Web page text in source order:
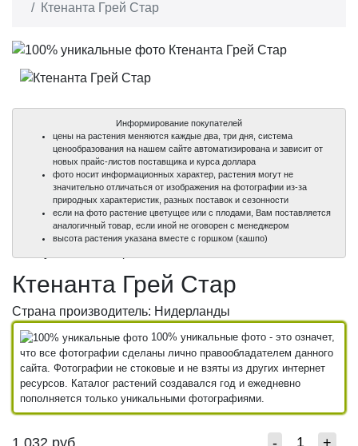
Ктенанта Грей Стар
100%
Информирование покупателей
цены на растения меняются каждые два, три дня, система
ценообразования на нашем сайте автоматизирована и зависит от
новых прайс-листов поставщика и курса доллара
фото носит информационных характер, растения могут не
значительно отличаться от изображения на фотографии из-за
природных характеристик, разных поставок и сезонности
если на фото растение цветущее или с плодами, Вам поставляется
аналогичный товар, если иной не оговорен с менеджером
высота растения указана вместе с горшком (кашпо)
Ктенанта Грей Стар
Страна производитель: Нидерланды
100% уникальные фото - это означет,
что все фотографии сделаны лично правообладателем данного
сайта. Фотографии не стоковые и не взяты из других интернет
ресурсов. Каталог растений создавался год и ежедневно
пополняется только уникальными фотографиями.
1 032 руб. - +